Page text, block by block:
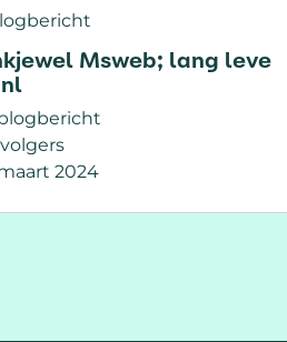
Msweb; lang leve
2024
meer over Dankjewel Msweb;